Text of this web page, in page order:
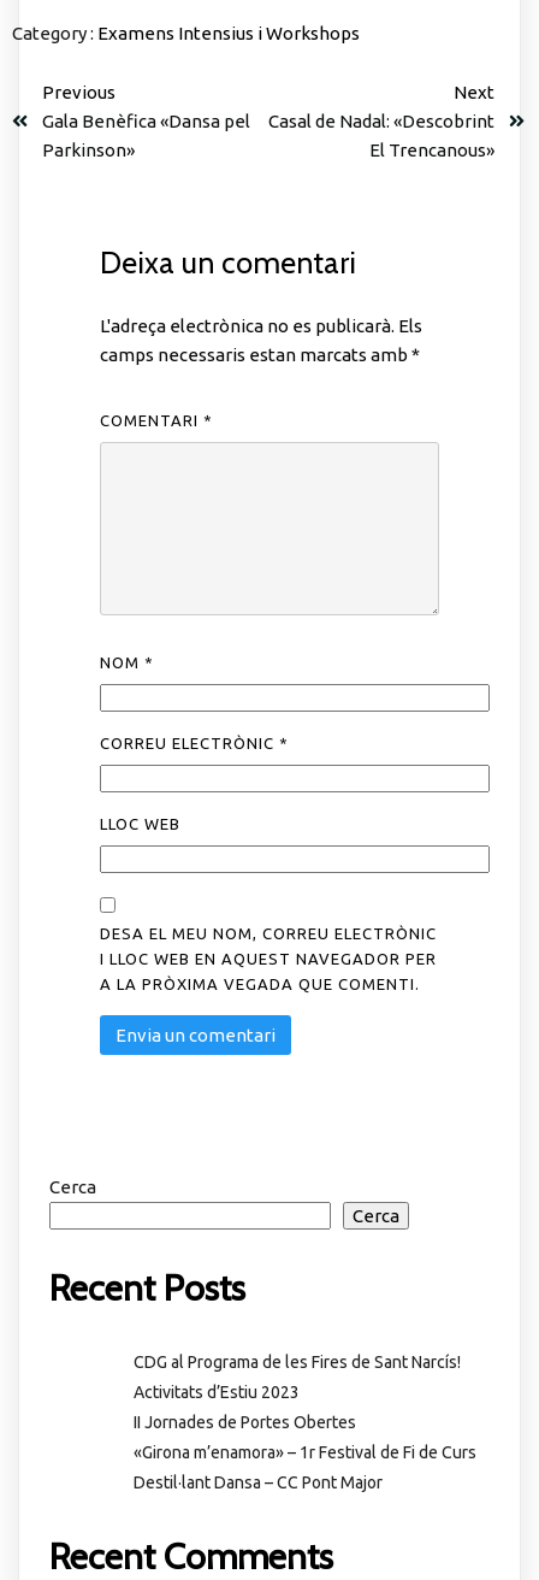
Category : Examens Intensius i Workshops
Previous
Gala Benèfica «Dansa pel
Parkinson»
Next
Casal de Nadal: «Descobrint
El Trencanous»
Deixa un comentari
L'adreça electrònica no es publicarà. Els
camps necessaris estan marcats amb *
COMENTARI *
NOM *
CORREU ELECTRÒNIC *
LLOC WEB
DESA EL MEU NOM, CORREU ELECTRÒNIC
I LLOC WEB EN AQUEST NAVEGADOR PER
A LA PRÒXIMA VEGADA QUE COMENTI.
Cerca
Cerca
Recent Posts
CDG al Programa de les Fires de Sant Narcís!
Activitats d’Estiu 2023
II Jornades de Portes Obertes
«Girona m’enamora» – 1r Festival de Fi de Curs
Destil·lant Dansa – CC Pont Major
Recent Comments